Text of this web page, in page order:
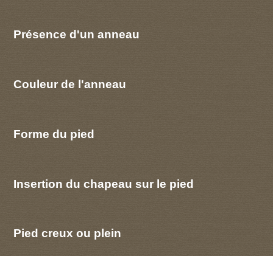
Présence d'un anneau
Couleur de l'anneau
Forme du pied
Insertion du chapeau sur le pied
Pied creux ou plein